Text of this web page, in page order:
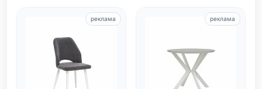
реклама реклама